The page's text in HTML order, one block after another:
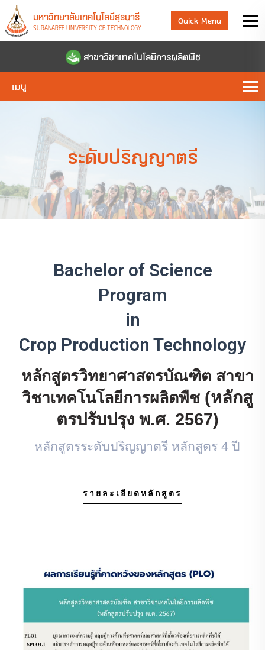
มหาวิทยาลัยเทคโนโลยีสุรนารี
SURANAREE UNIVERSITY OF TECHNOLOGY
Quick Menu
สาขาวิชาเทคโนโลยีการผลิตพืช
เมนู
ระดับปริญญาตรี
Bachelor of Science
Program
in
Crop Production Technology
หลักสูตรวิทยาศาสตรบัณฑิต สาขา
วิชาเทคโนโลยีการผลิตพืช (หลักสู
ตรปรับปรุง พ.ศ. 2567)
หลักสูตรระดับปริญญาตรี หลักสูตร 4 ปี
รายละเอียดหลักสูตร